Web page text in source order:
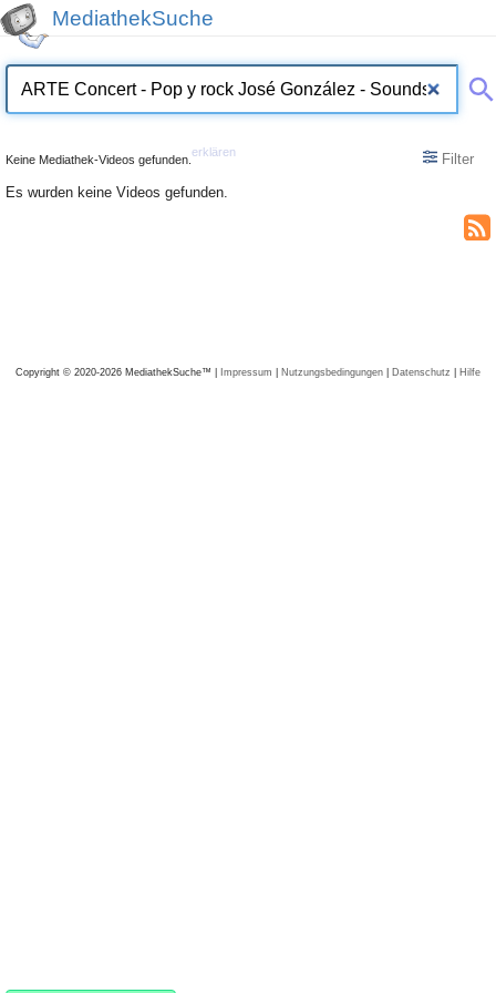
MediathekSuche
Keine Mediathek-Videos gefunden.
erklären
Filter
Es wurden keine Videos gefunden.
Copyright © 2020-2026 MediathekSuche™ | Impressum | Nutzungsbedingungen | Datenschutz | Hilfe